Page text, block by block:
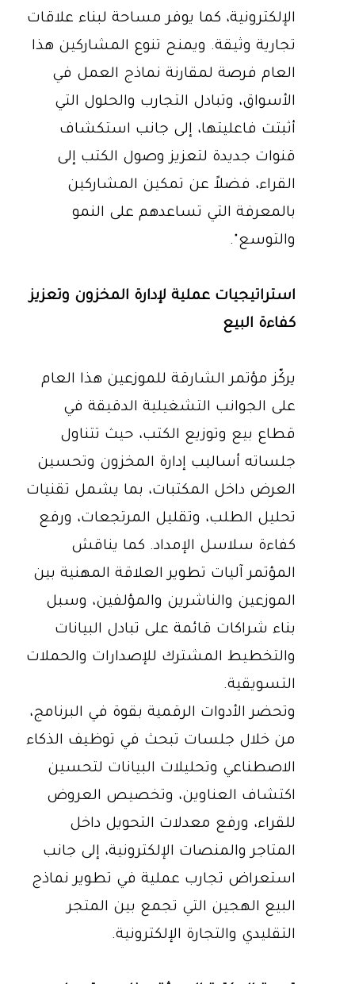
الإلكترونية، كما يوفر مساحة لبناء علاقات
تجارية وثيقة. ويمنح تنوع المشاركين هذا
العام فرصة لمقارنة نماذج العمل في
الأسواق، وتبادل التجارب والحلول التي
أثبتت فاعليتها، إلى جانب استكشاف
قنوات جديدة لتعزيز وصول الكتب إلى
القراء، فضلاً عن تمكين المشاركين
بالمعرفة التي تساعدهم على النمو
والتوسع".
استراتيجيات عملية لإدارة المخزون وتعزيز
كفاءة البيع
يركّز مؤتمر الشارقة للموزعين هذا العام
على الجوانب التشغيلية الدقيقة في
قطاع بيع وتوزيع الكتب، حيث تتناول
جلساته أساليب إدارة المخزون وتحسين
العرض داخل المكتبات، بما يشمل تقنيات
تحليل الطلب، وتقليل المرتجعات، ورفع
كفاءة سلاسل الإمداد. كما يناقش
المؤتمر آليات تطوير العلاقة المهنية بين
الموزعين والناشرين والمؤلفين، وسبل
بناء شراكات قائمة على تبادل البيانات
والتخطيط المشترك للإصدارات والحملات
التسويقية.
وتحضر الأدوات الرقمية بقوة في البرنامج،
من خلال جلسات تبحث في توظيف الذكاء
الاصطناعي وتحليلات البيانات لتحسين
اكتشاف العناوين، وتخصيص العروض
للقراء، ورفع معدلات التحويل داخل
المتاجر والمنصات الإلكترونية، إلى جانب
استعراض تجارب عملية في تطوير نماذج
البيع الهجين التي تجمع بين المتجر
التقليدي والتجارة الإلكترونية.